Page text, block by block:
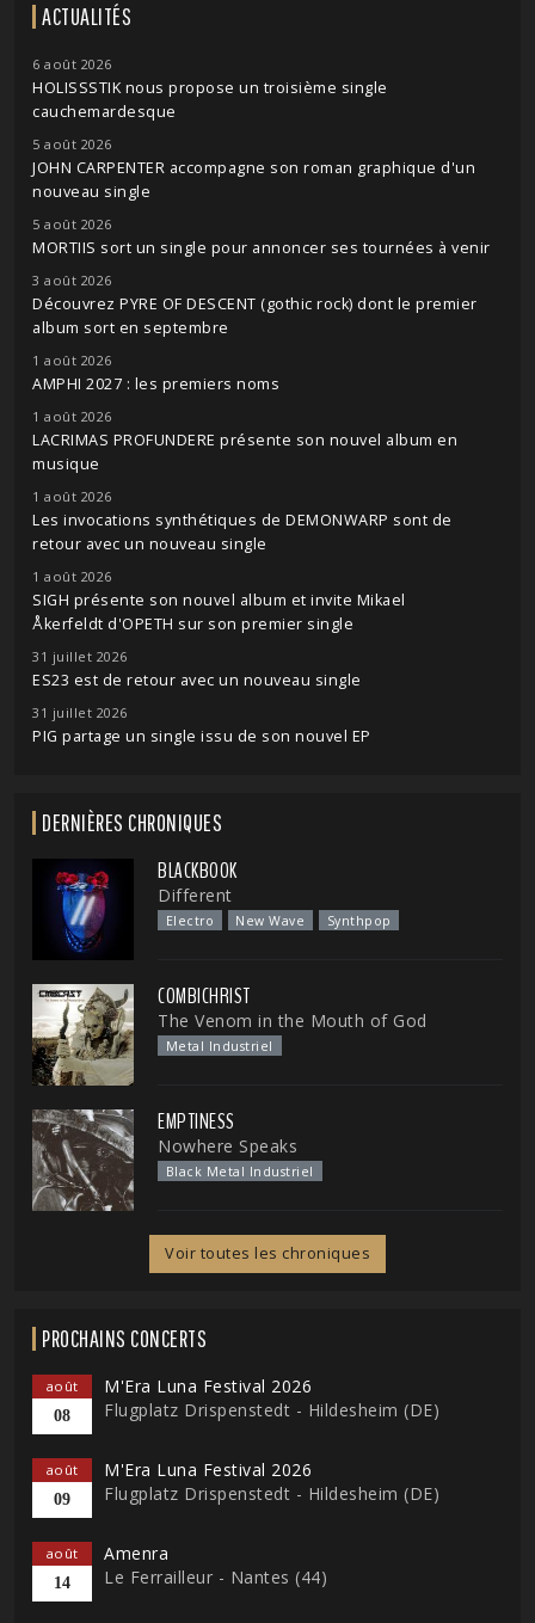
ACTUALITÉS
6 août 2026
HOLISSSTIK nous propose un troisième single
cauchemardesque
5 août 2026
JOHN CARPENTER accompagne son roman graphique d'un
nouveau single
5 août 2026
MORTIIS sort un single pour annoncer ses tournées à venir
3 août 2026
Découvrez PYRE OF DESCENT (gothic rock) dont le premier
album sort en septembre
1 août 2026
AMPHI 2027 : les premiers noms
1 août 2026
LACRIMAS PROFUNDERE présente son nouvel album en
musique
1 août 2026
Les invocations synthétiques de DEMONWARP sont de
retour avec un nouveau single
1 août 2026
SIGH présente son nouvel album et invite Mikael
Åkerfeldt d'OPETH sur son premier single
31 juillet 2026
ES23 est de retour avec un nouveau single
31 juillet 2026
PIG partage un single issu de son nouvel EP
DERNIÈRES CHRONIQUES
BLACKBOOK
Different
Electro New Wave Synthpop
COMBICHRIST
The Venom in the Mouth of God
Metal Industriel
EMPTINESS
Nowhere Speaks
Black Metal Industriel
Voir toutes les chroniques
PROCHAINS CONCERTS
août
08
M'Era Luna Festival 2026
Flugplatz Drispenstedt - Hildesheim (DE)
août
09
M'Era Luna Festival 2026
Flugplatz Drispenstedt - Hildesheim (DE)
août
14
Amenra
Le Ferrailleur - Nantes (44)